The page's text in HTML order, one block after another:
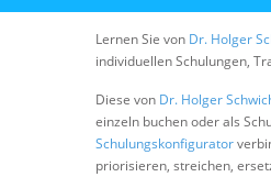
Lernen Sie von Dr. Holger
individuellen Schulungen,
Diese von Dr. Holger
einzeln buchen oder als
Schulungskonfigurator
priorisieren, streichen,